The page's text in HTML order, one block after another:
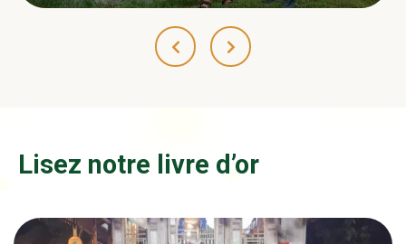
Lisez notre livre d’or